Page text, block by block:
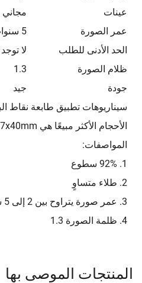
عينات
مجاني
عمر الصورة
5 سنوات
الحد الأدنى للطلب
لا
ظلام الصورة
1.3
جودة
جيد
سيناريوهات تطبيق طابعة نقاط
الأحجام الأكثر مبيعًا هي 80x80mm، 80x70mm، 80x60mm، 57x50mm، 57x40mm، وغيرها.
المواصفات:
1. 92% سطوع
2. طلاء متساوٍ
3. عمر صورة يتراوح بين 2 إلى 5 سنوات
4. ظلمة الصورة 1.3
المنتجات الموصى بها